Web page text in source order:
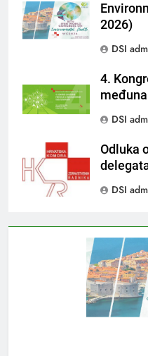
2026)
DSI
4.
DSI
Odluka
DSI